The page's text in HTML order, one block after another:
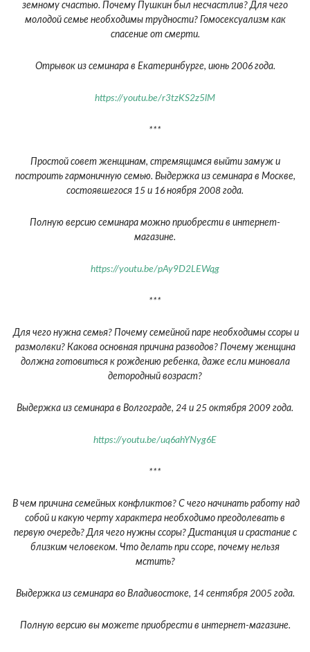
земному счастью. Почему Пушкин был несчастлив? Для чего
молодой семье необходимы трудности? Гомосексуализм как
спасение от смерти.
Отрывок из семинара в Екатеринбурге, июнь 2006 года.
https://youtu.be/r3tzKS2z5lM
***
Простой совет женщинам, стремящимся выйти замуж и
построить гармоничную семью. Выдержка из семинара в Москве,
состоявшегося 15 и 16 ноября 2008 года.
Полную версию семинара можно приобрести в интернет-
магазине.
https://youtu.be/pAy9D2LEWqg
***
Для чего нужна семья? Почему семейной паре необходимы ссоры и
размолвки? Какова основная причина разводов? Почему женщина
должна готовиться к рождению ребенка, даже если миновала
детородный возраст?
Выдержка из семинара в Волгограде, 24 и 25 октября 2009 года.
https://youtu.be/uq6ahYNyg6E
***
В чем причина семейных конфликтов? С чего начинать работу над
собой и какую черту характера необходимо преодолевать в
первую очередь? Для чего нужны ссоры? Дистанция и срастание с
близким человеком. Что делать при ссоре, почему нельзя
мстить?
Выдержка из семинара во Владивостоке, 14 сентября 2005 года.
Полную версию вы можете приобрести в интернет-магазине.